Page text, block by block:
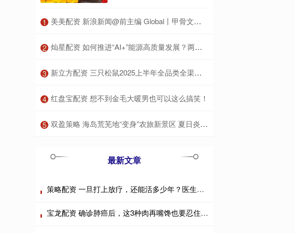
1 ​美美配资 新浪新闻@前主编 Global丨甲骨文正在All in AI基础设施
2 ​灿星配资 如何推进“AI+”能源高质量发展？两部门提出分阶段目标
3 ​新立方配资 三只松鼠2025上半年全品类全渠道双轮发力
4 ​红盘宝配资 想不到金毛大暖男也可以这么搞笑！
5 ​双盈策略 海岛荒芜地“变身”农旅新景区 夏日炎炎游客可到南澳四季田园采摘瓜果诗意栖居
最新文章
策略配资 一旦打上放疗，还能活多少年？医生不再隐瞒，说出了实话
宝龙配资 确诊肺癌后，这3种肉再嘴馋也要忍住，可能会加速病情恶化！